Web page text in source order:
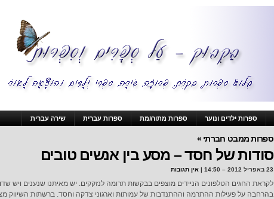
ספרות ילדים ונוער ספרות מתורגמת ספרות עברית שירה עברית
ספרות ממבט חברתי »
סודות של חסד – מסע בין אנשים טובים
23 באפריל 2012 – 14:50 | אין תגובות
לקראת החגים הטלפונים הניידים מוצפים בבקשות תרומה לנזקקים. יש מאיתנו שנענים ויש
בהרחבה על פעילות ההתרמה וההתנדבות של עמותות וארגוני צדקה וחסד. ברשתות השיווק